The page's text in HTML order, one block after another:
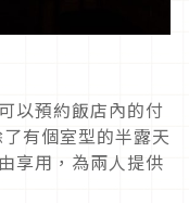
以預約飯店內的付
有個室型的半露天
享用，為兩人提供